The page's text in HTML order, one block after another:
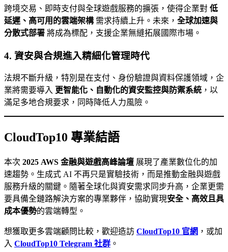
跨境交易、即時支付與全球遊戲服務的擴張，使得企業對 低
延遲、高可用的雲端架構需求持續上升。未來， 全球加速與
分散式部署 將成為標配，支援企業無縫拓展國際市場。
4. 資安與合規進入精細化管理時代
法規不斷升級，特別是在支付、身份驗證與資料保護領域，企
業將需要導入 更智能化、自動化的資安監控與防禦系統 ，以
滿足多地合規要求，同時降低人力風險。
CloudTop10 專業結語
本次 2025 AWS 金融與遊戲高峰論壇 展現了產業數位化的加
速趨勢。生成式 AI 不再只是實驗技術，而是推動金融與遊戲
服務升級的關鍵。隨著全球化與資安需求同步升高，企業更需
要具備全鏈路解決方案的專業夥伴，協助實現安全、高效且具
成本優勢的雲端轉型。
想獲取更多雲端顧問比較，歡迎造訪 CloudTop10 官網 ，或加
入 CloudTop10 Telegram 社群 。